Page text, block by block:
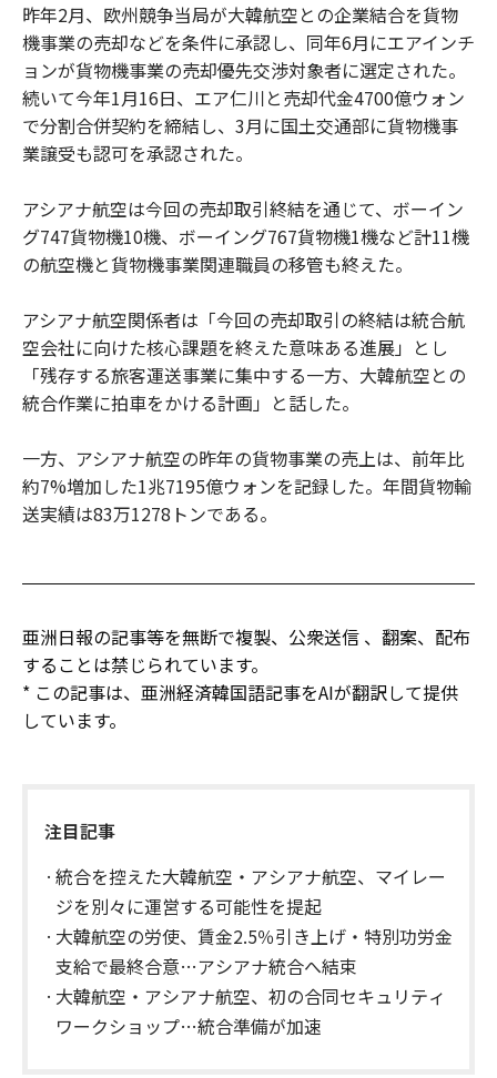
昨年2月、欧州競争当局が大韓航空との企業結合を貨物
機事業の売却などを条件に承認し、同年6月にエアインチ
ョンが貨物機事業の売却優先交渉対象者に選定された。
続いて今年1月16日、エア仁川と売却代金4700億ウォン
で分割合併契約を締結し、3月に国土交通部に貨物機事
業譲受も認可を承認された。
アシアナ航空は今回の売却取引終結を通じて、ボーイン
グ747貨物機10機、ボーイング767貨物機1機など計11機
の航空機と貨物機事業関連職員の移管も終えた。
アシアナ航空関係者は「今回の売却取引の終結は統合航
空会社に向けた核心課題を終えた意味ある進展」とし
「残存する旅客運送事業に集中する一方、大韓航空との
統合作業に拍車をかける計画」と話した。
一方、アシアナ航空の昨年の貨物事業の売上は、前年比
約7%増加した1兆7195億ウォンを記録した。年間貨物輸
送実績は83万1278トンである。
亜洲日報の記事等を無断で複製、公衆送信 、翻案、配布
することは禁じられています。
* この記事は、亜洲経済韓国語記事をAIが翻訳して提供
しています。
注目記事
統合を控えた大韓航空・アシアナ航空、マイレー
ジを別々に運営する可能性を提起
大韓航空の労使、賃金2.5％引き上げ・特別功労金
支給で最終合意…アシアナ統合へ結束
大韓航空・アシアナ航空、初の合同セキュリティ
ワークショップ…統合準備が加速